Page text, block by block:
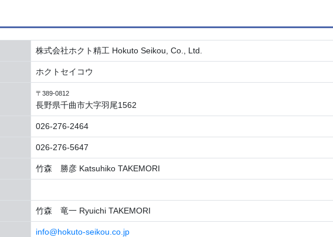
株式会社ホクト精工 Hokuto Seikou, Co., Ltd.
ホクトセイコウ
〒389-0812
長野県千曲市大字羽尾1562
026-276-2464
026-276-5647
竹森 勝彦 Katsuhiko TAKEMORI
竹森 竜一 Ryuichi TAKEMORI
info@hokuto-seikou.co.jp